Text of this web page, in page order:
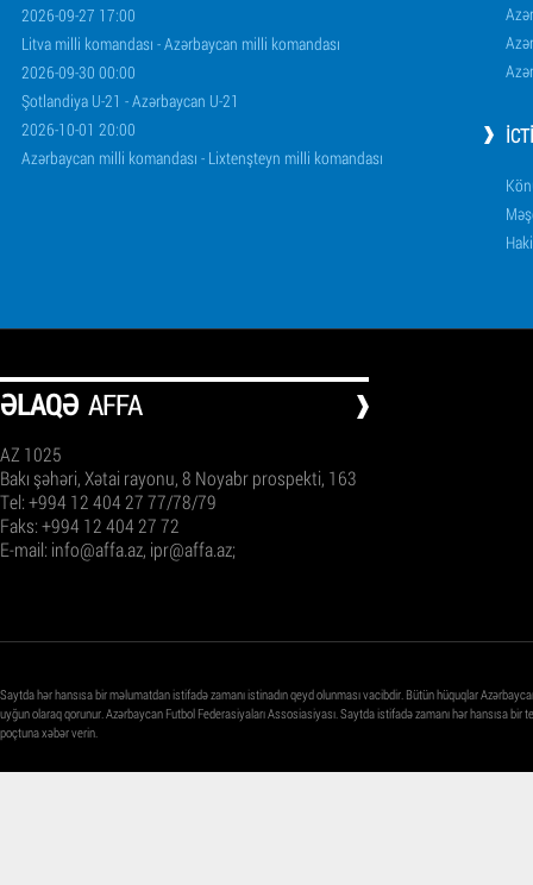
2026-09-27 17:00
Litva milli komandası - Azərbaycan milli komandası
2026-09-30 00:00
Şotlandiya U-21 - Azərbaycan U-21
2026-10-01 20:00
Azərbaycan milli komandası - Lixtenşteyn milli komandası
ƏLAQƏ AFFA
AZ 1025
Bakı şəhəri, Xətai rayonu, 8 Noyabr prospekti, 163
Tel: +994 12 404 27 77/78/79
Faks: +994 12 404 27 72
E-mail: info@affa.az, ipr@affa.az;
Saytda hər hansısa bir məlumatdan istifadə zamanı istinadın qeyd olunması vacibdir. Bütün hüquqlar
uyğun olaraq qorunur. Azərbaycan Futbol Federasiyaları Assosiasiyası. Saytda istifadə zamanı hər hansısa
poçtuna xəbər verin.